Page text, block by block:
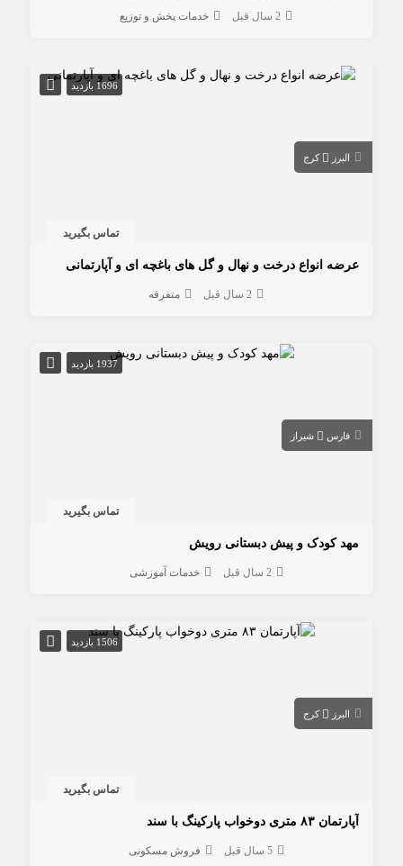
2 سال قبل خدمات پخش و توزیع
1696 بازدید
البرز کرج
تماس بگیرید
عرضه انواع درخت و نهال و گل های باغچه ای و آپارتمانی
2 سال قبل متفرقه
1937 بازدید
فارس شیراز
تماس بگیرید
مهد کودک و پیش دبستانی رویش
2 سال قبل خدمات آموزشی
1506 بازدید
البرز کرج
تماس بگیرید
آپارتمان ۸۳ متری دوخواب پارکینگ با سند
5 سال قبل فروش مسکونی